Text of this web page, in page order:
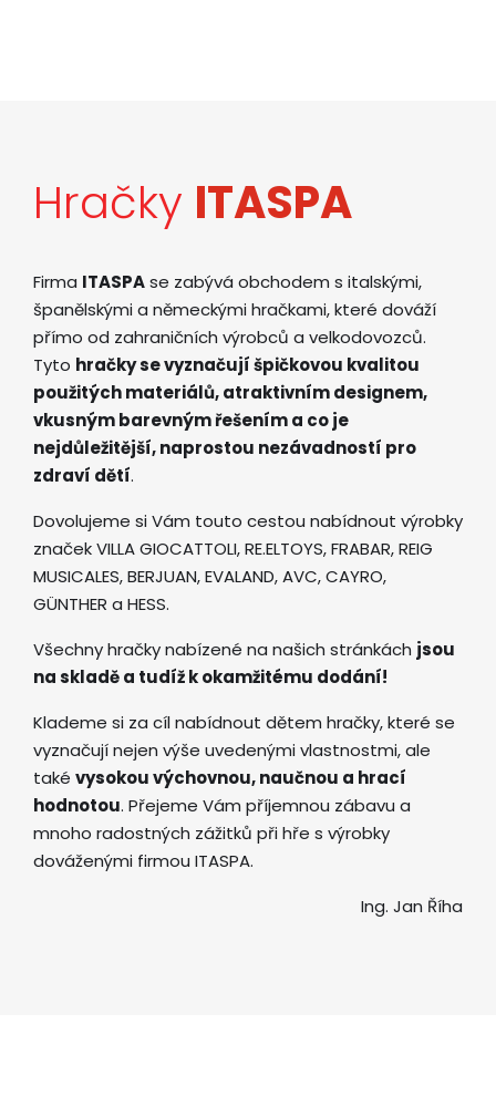
Hračky ITASPA
Firma ITASPAse zabývá obchodem s italskými,
španělskými a německými hračkami, které dováží
přímo od zahraničních výrobců a velkodovozců.
Tyto hračky se vyznačují špičkovou kvalitou
použitých materiálů, atraktivním designem,
vkusným barevným řešením a co je
nejdůležitější, naprostou nezávadností pro
zdraví dětí.
Dovolujeme si Vám touto cestou nabídnout výrobky
značek VILLA GIOCATTOLI, RE.ELTOYS, FRABAR, REIG
MUSICALES, BERJUAN, EVALAND, AVC, CAYRO,
GÜNTHER a HESS.
Všechny hračky nabízené na našich stránkách jsou
na skladě a tudíž k okamžitému dodání!
Klademe si za cíl nabídnout dětem hračky, které se
vyznačují nejen výše uvedenými vlastnostmi, ale
také vysokou výchovnou, naučnou a hrací
hodnotou. Přejeme Vám příjemnou zábavu a
mnoho radostných zážitků při hře s výrobky
dováženými firmou ITASPA.
Ing. Jan Říha